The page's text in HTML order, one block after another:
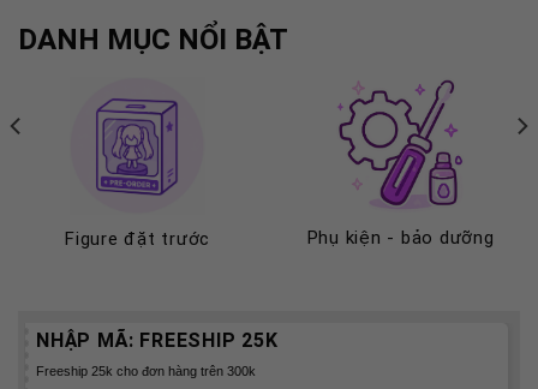
DANH MỤC NỔI BẬT
Figure đặt trước Phụ kiện - bảo dưỡng
NHẬP MÃ: FREESHIP 25K
Freeship 25k cho đơn hàng trên 300k